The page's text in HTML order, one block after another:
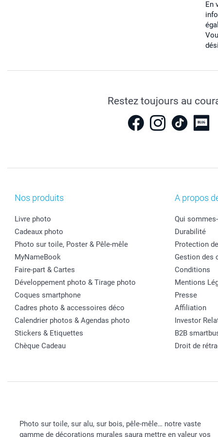
En
Restez toujours au
Nos produits
Livre photo
Cadeaux photo
Photo sur toile, Poster & Pêle-mêle
MyNameBook
Faire-part & Cartes
Développement photo & Tirage photo
Coques smartphone
Cadres photo & accessoires déco
Calendrier photos & Agendas photo
Stickers & Etiquettes
Chèque Cadeau
A propos
Qui
Durabilité
Protection
Gestion des
Conditions
Mentions
Presse
Affiliation
Investor
B2B
Droit de
Photo sur toile, sur alu, sur bois, pêle-mêle… notre vaste
gamme de décorations murales saura mettre en valeur vos